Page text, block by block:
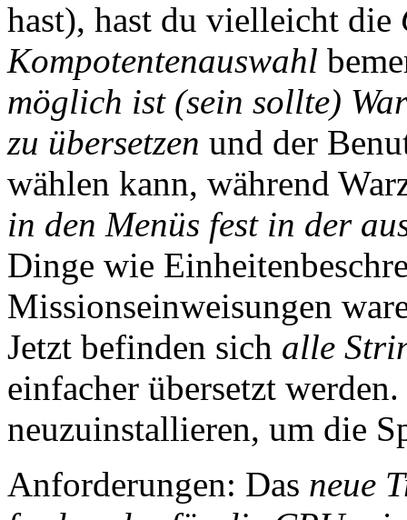
hast), hast du vielleicht die
Kompotentenauswahl
möglich ist (sein sollte)
zu übersetzen und der
wählen kann, während
in den Menüs fest in der
Dinge wie
Missionseinweisungen
Jetzt befinden sich alle
einfacher übersetzt
neuzuinstallieren, um die
Anforderungen: Das neue